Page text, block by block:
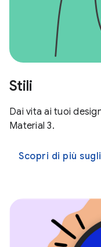
Stili
Dai vita ai tuoi
Material 3.
Scopri di più